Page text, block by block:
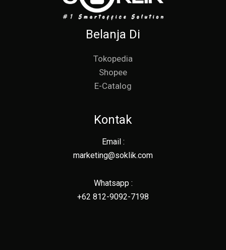
Belanja Di
Tokopedia
Shopee
E-Catalog
Kontak
Email :
marketing@soklik.com
Whatsapp :
+62 812-9092-7198